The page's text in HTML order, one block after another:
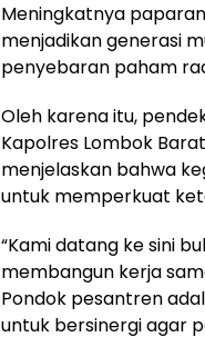
Meningkatnya
menjadikan generasi
penyebaran paham
Oleh karena itu,
Kapolres Lombok
menjelaskan bahwa
untuk memperkuat
“Kami datang ke sini
membangun kerja
Pondok pesantren
untuk bersinergi agar